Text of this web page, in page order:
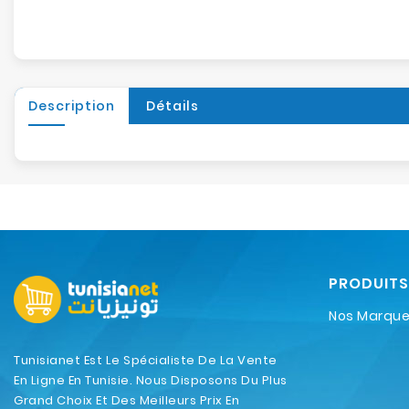
Description Détails
Tunisianet Est Le Spécialiste De La Vente
En Ligne En Tunisie. Nous Disposons Du Plus
Grand Choix Et Des Meilleurs Prix En
PRODUITS
Nos